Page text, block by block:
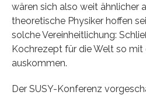
wären sich also weit ähnlicher
theoretische Physiker hoffen
solche Vereinheitlichung:
Kochrezept für die Welt so
auskommen.
Der SUSY-Konferenz